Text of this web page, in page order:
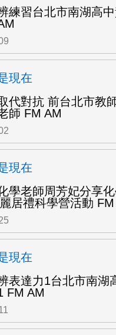
練習台北市南湖高
現在
代對抗 前台北市教
師 FM AM
現在
學老師周芳妃分享
居禮科學營活動 FM
現在
表達力1台北市南湖
FM AM